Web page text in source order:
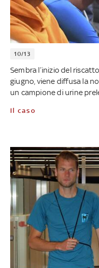
10/13
Sembra l’inizio del
giugno, viene diffusa la
un campione di urine
Il caso